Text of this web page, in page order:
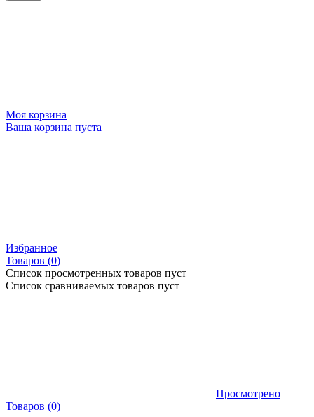
Моя корзина
Ваша корзина пуста
Избранное
Товаров (0)
Список просмотренных товаров пуст
Список сравниваемых товаров пуст
Просмотрено
Товаров (0)